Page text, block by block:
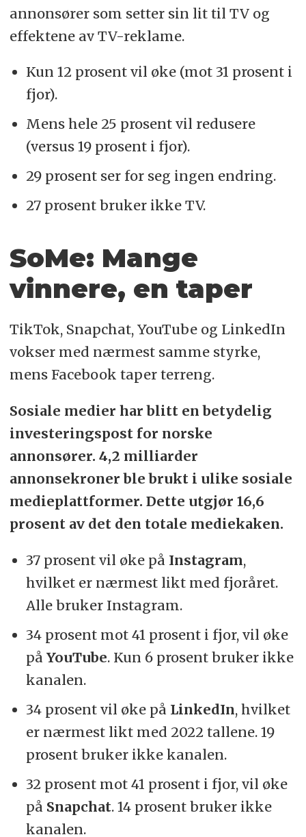
annonsører som setter sin lit til TV og
effektene av TV-reklame.
Kun 12 prosent vil øke (mot 31 prosent i
fjor).
Mens hele 25 prosent vil redusere
(versus 19 prosent i fjor).
29 prosent ser for seg ingen endring.
27 prosent bruker ikke TV.
SoMe: Mange
vinnere, en taper
TikTok, Snapchat, YouTube og LinkedIn
vokser med nærmest samme styrke,
mens Facebook taper terreng.
Sosiale medier har blitt en betydelig
investeringspost for norske
annonsører. 4,2 milliarder
annonsekroner ble brukt i ulike sosiale
medieplattformer. Dette utgjør 16,6
prosent av det den totale mediekaken.
37 prosent vil øke på Instagram,
hvilket er nærmest likt med fjoråret.
Alle bruker Instagram.
34 prosent mot 41 prosent i fjor, vil øke
på YouTube. Kun 6 prosent bruker ikke
kanalen.
34 prosent vil øke på LinkedIn, hvilket
er nærmest likt med 2022 tallene. 19
prosent bruker ikke kanalen.
32 prosent mot 41 prosent i fjor, vil øke
på Snapchat. 14 prosent bruker ikke
kanalen.